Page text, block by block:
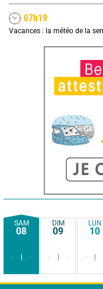
07h19
Vacances : la météo de la
SAM
08
- -
DIM
09
- -
LUN
10
-